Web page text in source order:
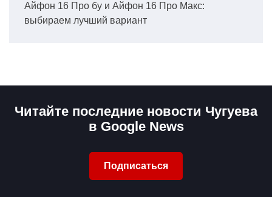
Айфон 16 Про бу и Айфон 16 Про Макс:
выбираем лучший вариант
Читайте последние новости Чугуева
в Google News
Подписаться